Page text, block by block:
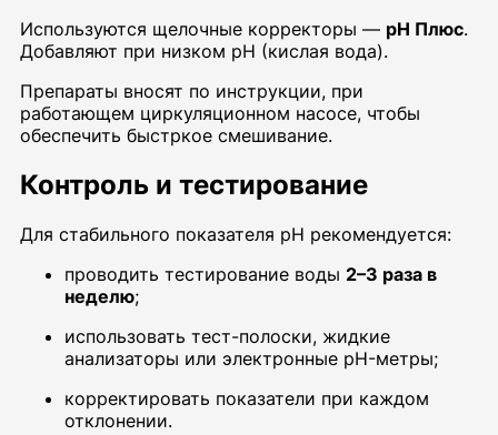
Используются щелочные корректоры — pH Плюс.
Добавляют при низком pH (кислая вода).
Препараты вносят по инструкции, при
работающем циркуляционном насосе, чтобы
обеспечить быстркое смешивание.
Контроль и тестирование
Для стабильного показателя pH рекомендуется:
проводить тестирование воды 2–3 раза в
неделю;
использовать тест-полоски, жидкие
анализаторы или электронные pH-метры;
корректировать показатели при каждом
отклонении.